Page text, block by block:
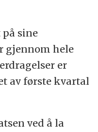
sine
gjennom hele
er
av første kvartal
ved å la